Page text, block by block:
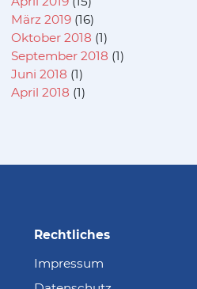
März 2019 (16)
Oktober 2018 (1)
September 2018 (1)
Juni 2018 (1)
April 2018 (1)
Rechtliches
Impressum